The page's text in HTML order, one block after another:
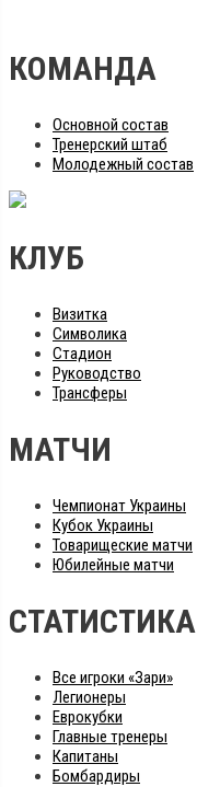
КОМАНДА
Основной состав
Тренерский штаб
Молодежный состав
КЛУБ
Визитка
Символика
Стадион
Руководство
Трансферы
МАТЧИ
Чемпионат Украины
Кубок Украины
Товарищеские матчи
Юбилейные матчи
СТАТИСТИКА
Все игроки «Зари»
Легионеры
Еврокубки
Главные тренеры
Капитаны
Бомбардиры